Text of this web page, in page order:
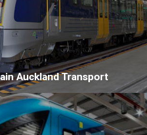
Auckland Transport